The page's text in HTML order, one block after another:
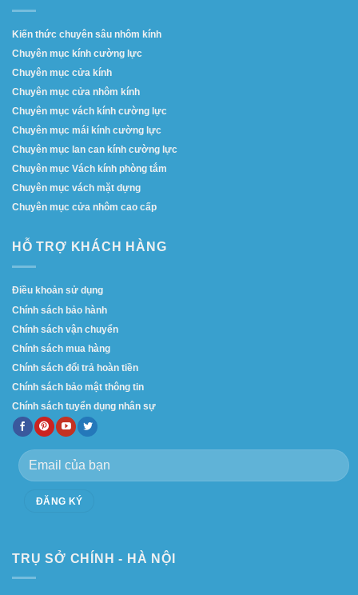
Kiến thức chuyên sâu nhôm kính
Chuyên mục kính cường lực
Chuyên mục cửa kính
Chuyên mục cửa nhôm kính
Chuyên mục vách kính cường lực
Chuyên mục mái kính cường lực
Chuyên mục lan can kính cường lực
Chuyên mục Vách kính phòng tắm
Chuyên mục vách mặt dựng
Chuyên mục cửa nhôm cao cấp
HỖ TRỢ KHÁCH HÀNG
Điều khoản sử dụng
Chính sách bảo hành
Chính sách vận chuyển
Chính sách mua hàng
Chính sách đổi trả hoàn tiền
Chính sách bảo mật thông tin
Chính sách tuyển dụng nhân sự
TRỤ SỞ CHÍNH - HÀ NỘI